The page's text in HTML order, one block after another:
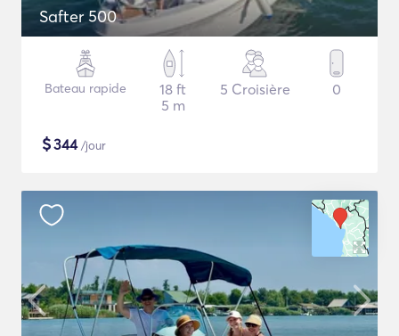
Safter 500
Bateau rapide
18 ft
5 m
5 Croisière 0
$344/jour